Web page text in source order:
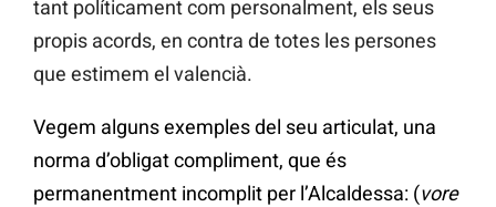
tant políticament com personalment, els seus
propis acords, en contra de totes les persones
que estimem el valencià.
Vegem alguns exemples del seu articulat, una
norma d’obligat compliment, que és
permanentment incomplit per l’Alcaldessa: (vore